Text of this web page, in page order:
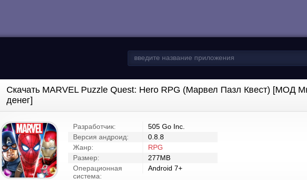
Скачать MARVEL Puzzle Quest: Hero RPG (Марвел Пазл Квест) [МОД
денег]
Разработчик:
505 Go Inc.
Версия андроид:
0.8.8
Жанр:
RPG
Размер:
277MB
Операционная
система:
Android 7+